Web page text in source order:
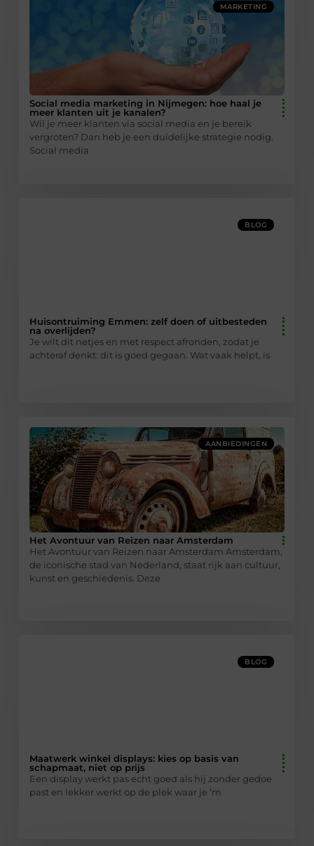
MARKETING
Social media marketing in Nijmegen: hoe haal je
meer klanten uit je kanalen?
Wil je meer klanten via social media en je bereik
vergroten? Dan heb je een duidelijke strategie nodig.
Social media
BLOG
Huisontruiming Emmen: zelf doen of uitbesteden
na overlijden?
Je wilt dit netjes en met respect afronden, zodat je
achteraf denkt: dit is goed gegaan. Wat vaak helpt, is
AANBIEDINGEN
Het Avontuur van Reizen naar Amsterdam
Het Avontuur van Reizen naar Amsterdam Amsterdam,
de iconische stad van Nederland, staat rijk aan cultuur,
kunst en geschiedenis. Deze
BLOG
Maatwerk winkel displays: kies op basis van
schapmaat, niet op prijs
Een display werkt pas echt goed als hij zonder gedoe
past en lekker werkt op de plek waar je ’m